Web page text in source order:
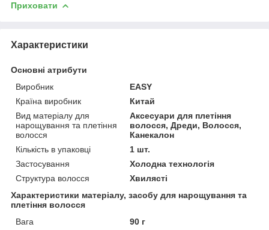
Приховати
Характеристики
Основні атрибути
Виробник
EASY
Країна виробник
Китай
Вид матеріалу для
нарощування та плетіння
волосся
Аксесуари для плетіння
волосся, Дреди, Волосся,
Канекалон
Кількість в упаковці
1 шт.
Застосування
Холодна технологія
Структура волосся
Хвилясті
Характеристики матеріалу, засобу для нарощування та
плетіння волосся
Вага
90 г